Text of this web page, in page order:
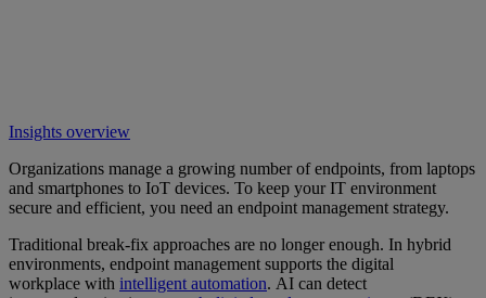
Insights overview
Organizations manage a growing number of endpoints, from laptops
and smartphones to IoT devices. To keep your IT environment
secure and efficient, you need an endpoint management strategy.
Traditional break-fix approaches are no longer enough. In hybrid
environments, endpoint management supports the digital
workplace with intelligent automation. AI can detect